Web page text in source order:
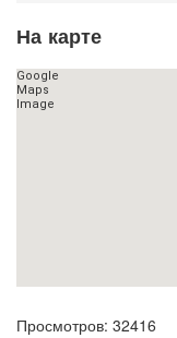
На карте
Просмотров: 32416